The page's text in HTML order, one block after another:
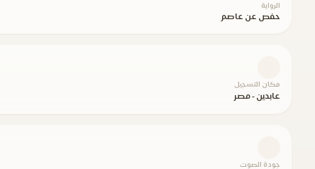
الرواية
حفص عن عاصم
مكان التسجيل
عابدين - مصر
جودة الصوت